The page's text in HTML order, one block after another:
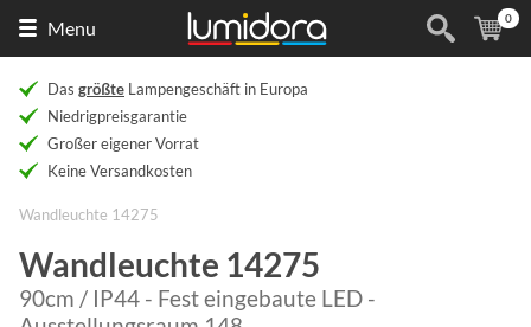
Menu (
0
Das größte Lampengeschäft in Europa
Niedrigpreisgarantie
Großer eigener Vorrat
Keine Versandkosten
Wandleuchte 14275
Wandleuchte 14275
90cm / IP44 - Fest eingebaute LED -